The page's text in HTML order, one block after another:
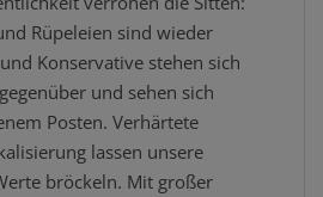
Rüpeleien sind wieder
Konservative stehen sich
und sehen sich
Posten. Verhärtete
lassen unsere
bröckeln. Mit großer